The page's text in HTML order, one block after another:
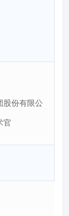
股份有限公
官